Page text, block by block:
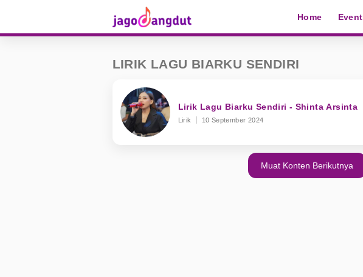
Home Event
LIRIK LAGU BIARKU SENDIRI
Lirik Lagu Biarku Sendiri - Shinta Arsinta
Lirik 10 September 2024
Muat Konten Berikutnya